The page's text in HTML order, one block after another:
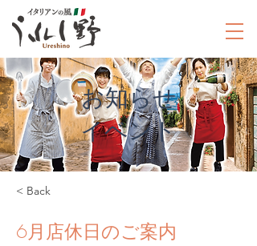
お知らせ
​イベント
< Back
6月店休日のご案内